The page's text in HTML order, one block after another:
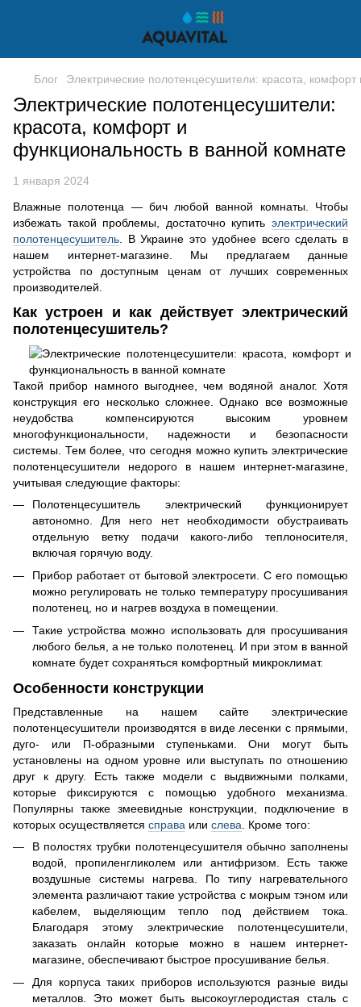
Блог Электрические полотенцесушители: красота,
Электрические полотенцесушители:
красота, комфорт и
функциональность в ванной комнате
1 января 2024
Влажные полотенца — бич любой ванной комнаты. Чтобы
избежать такой проблемы, достаточно купить электрический
полотенцесушитель . В Украине это удобнее всего сделать в
нашем интернет-магазине. Мы предлагаем данные
устройства по доступным ценам от лучших современных
производителей.
Как устроен и как действует электрический
полотенцесушитель?
Такой прибор намного выгоднее, чем водяной аналог. Хотя
конструкция его несколько сложнее. Однако все возможные
неудобства компенсируются высоким уровнем
многофункциональности, надежности и безопасности
системы. Тем более, что сегодня можно купить электрические
полотенцесушители недорого в нашем интернет-магазине,
учитывая следующие факторы:
Полотенцесушитель электрический функционирует
автономно. Для него нет необходимости обустраивать
отдельную ветку подачи какого-либо теплоносителя,
включая горячую воду.
Прибор работает от бытовой электросети. С его помощью
можно регулировать не только температуру просушивания
полотенец, но и нагрев воздуха в помещении.
Такие устройства можно использовать для просушивания
любого белья, а не только полотенец. И при этом в ванной
комнате будет сохраняться комфортный микроклимат.
Особенности конструкции
Представленные на нашем сайте электрические
полотенцесушители производятся в виде лесенки с прямыми,
дуго- или П-образными ступеньками. Они могут быть
установлены на одном уровне или выступать по отношению
друг к другу. Есть также модели с выдвижными полками,
которые фиксируются с помощью удобного механизма.
Популярны также змеевидные конструкции, подключение в
которых осуществляется справа или слева . Кроме того:
В полостях трубки полотенцесушителя обычно заполнены
водой, пропиленгликолем или антифризом. Есть также
воздушные системы нагрева. По типу нагревательного
элемента различают такие устройства с мокрым тэном или
кабелем, выделяющим тепло под действием тока.
Благодаря этому электрические полотенцесушители,
заказать онлайн которые можно в нашем интернет-
магазине, обеспечивают быстрое просушивание белья.
Для корпуса таких приборов используются разные виды
металлов. Это может быть высокоуглеродистая сталь с